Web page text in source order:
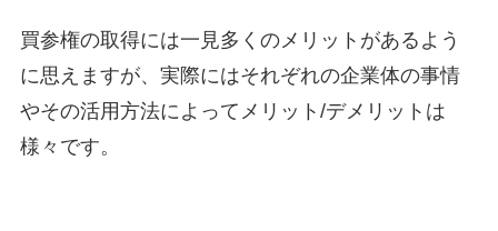
買参権の取得には一見多くのメリットがあるよう
に思えますが、実際にはそれぞれの企業体の事情
やその活用方法によってメリット/デメリットは
様々です。